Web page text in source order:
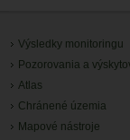
Výsledky monitoringu
Pozorovania a
Atlas
Chránené územia
Mapové nástroje